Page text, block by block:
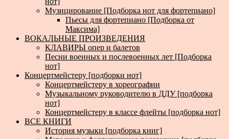
Музицирование [Подборка нот для фортепиано]
Пьесы для фортепиано [Подборка от
Максима]
ВОКАЛЬНЫЕ ПРОИЗВЕДЕНИЯ
КЛАВИРЫ опер и балетов
Песни военных и послевоенных лет [Подборка
нот]
Концертмейстеру [подборки нот]
Концертмейстеру в хореографии
Музыкальному руководителю в ДДУ [подборка
нот]
Концертмейстеру в классе флейты [подборка нот]
ВСЕ КНИГИ
История музыки [подборка книг]